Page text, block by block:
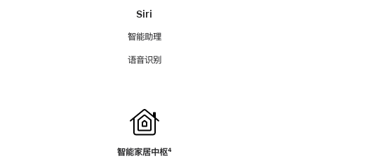
Siri
智能助理
语音识别
智能家居中枢脚
⁴